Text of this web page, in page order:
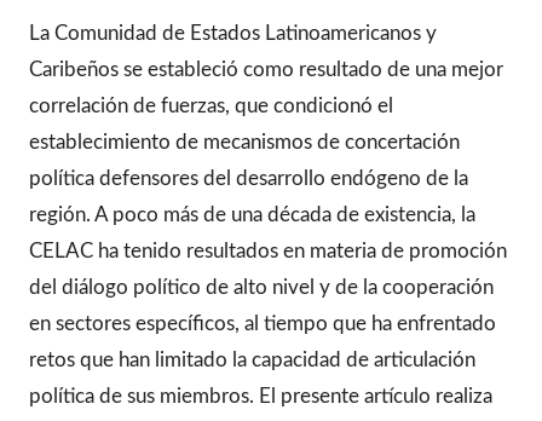
La Comunidad de Estados Latinoamericanos y
Caribeños se estableció como resultado de una mejor
correlación de fuerzas, que condicionó el
establecimiento de mecanismos de concertación
política defensores del desarrollo endógeno de la
región. A poco más de una década de existencia, la
CELAC ha tenido resultados en materia de promoción
del diálogo político de alto nivel y de la cooperación
en sectores específicos, al tiempo que ha enfrentado
retos que han limitado la capacidad de articulación
política de sus miembros. El presente artículo realiza